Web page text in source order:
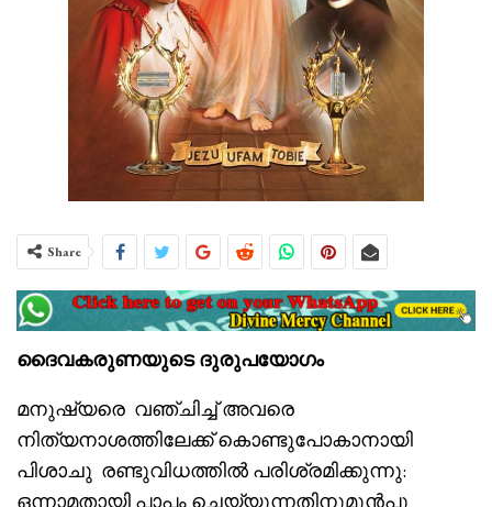
Share
ദൈവകരുണയുടെ ദുരുപയോഗം
മനുഷ്യരെ വഞ്ചിച്ച് അവരെ
നിത്യനാശത്തിലേക്ക് കൊണ്ടുപോകാനായി
പിശാചു രണ്ടുവിധത്തിൽ പരിശ്രമിക്കുന്നു:
ഒന്നാമതായി പാപം ചെയ്യുന്നതിനുമുൻപു